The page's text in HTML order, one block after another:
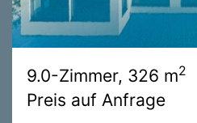
9.0-Zimmer, 326 m2
Preis auf Anfrage